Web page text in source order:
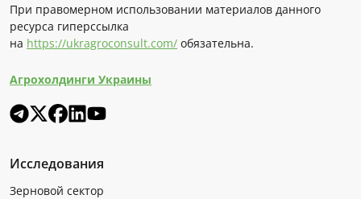
При правомерном использовании материалов данного
ресурса гиперссылка
на https://ukragroconsult.com/ обязательна.
Агрохолдинги Украины
Исследования
Зерновой сектор